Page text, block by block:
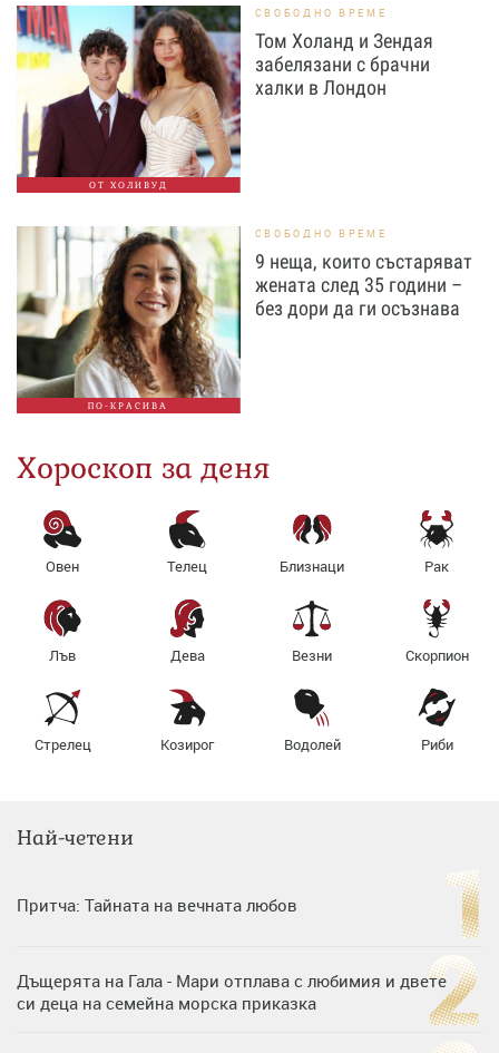
ОТ ХОЛИВУД
СВОБОДНО ВРЕМЕ
Том Холанд и Зендая
забелязани с брачни
халки в Лондон
ПО-КРАСИВА
СВОБОДНО ВРЕМЕ
9 неща, които състаряват
жената след 35 години –
без дори да ги осъзнава
Хороскоп за деня
Овен Телец Близнаци Рак
Лъв Дева Везни Скорпион
Стрелец Козирог Водолей Риби
Най-четени
Притча: Тайната на вечната любов
Дъщерята на Гала - Мари отплава с любимия и двете
си деца на семейна морска приказка